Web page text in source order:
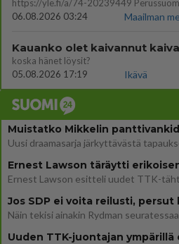
06.08.2026 03:24
Maailman
Kauanko olet kaivannut
koska hänet löysit?
05.08.2026 17:19
Ikävä
Muistatko Mikkelin